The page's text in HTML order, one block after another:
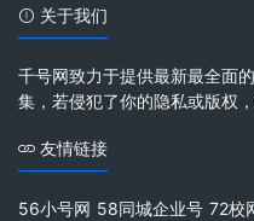
关于我们
千号网致力于提供最新最全面
集，若侵犯了你的隐私或版权
友情链接
56小号网 58同城企业号 72校